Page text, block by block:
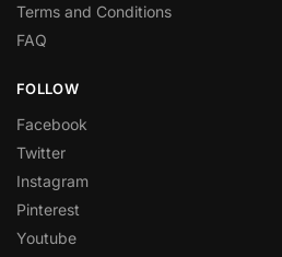
Terms and Conditions
FAQ
FOLLOW
Facebook
Twitter
Instagram
Pinterest
Youtube